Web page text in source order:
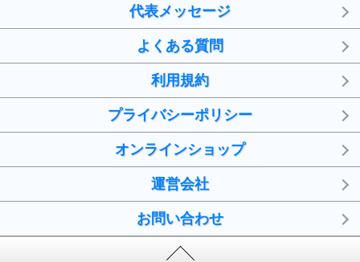
代表メッセージ
よくある質問
利用規約
プライバシーポリシー
オンラインショップ
運営会社
お問い合わせ